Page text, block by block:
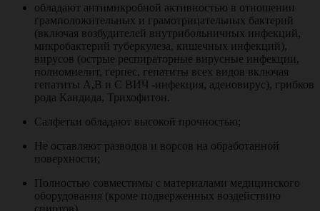
обладают антимикробной активностью в отношении
грамположительных и грамотрицательных бактерий
(включая возбудителей внутрибольничных инфекций,
микробактерий туберкулеза, кишечных инфекций),
вирусов (острые респираторные вирусные инфекции,
полиомиелит, герпес, гепатиты всех видов включая
гепатиты А,В и С ВИЧ -инфекция, аденовирус), грибков
рода Кандида, Трихофитон.
Салфетки обладают высокой прочностью;
Не оставляют разводов и ворсов на обработанной
поверхности;
Полностью совместимы с материалами медицинского
оборудования (кроме подверженных воздействию
спиртов).